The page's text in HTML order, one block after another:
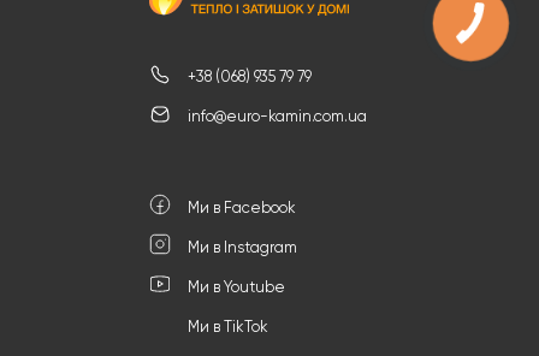
+38 (068) 935 79 79
info@euro-kamin.com.ua
Ми в Facebook
Ми в Instagram
Ми в Youtube
Ми в TikTok